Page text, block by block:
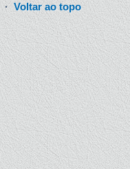
· Voltar ao topo